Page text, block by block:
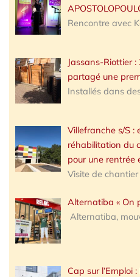
Rencontre avec
Jassans-Riottier
partagé une
Installés dans
Villefranche s/S :
réhabilitation du
pour une rentrée
Visite de
Alternatiba « On
Alternatiba,
Cap sur l’Emploi